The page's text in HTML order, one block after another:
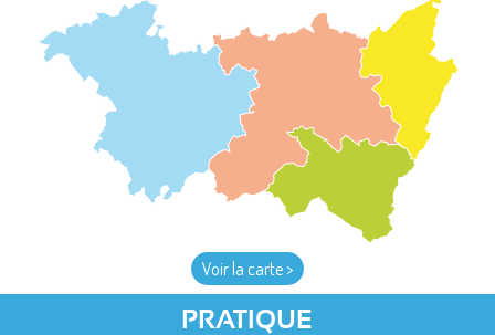
Voir la carte >
PRATIQUE